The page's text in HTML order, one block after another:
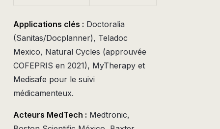
Applications clés : Doctoralia
(Sanitas/Docplanner), Teladoc
Mexico, Natural Cycles (approuvée
COFEPRIS en 2021), MyTherapy et
Medisafe pour le suivi
médicamenteux.
Acteurs MedTech : Medtronic,